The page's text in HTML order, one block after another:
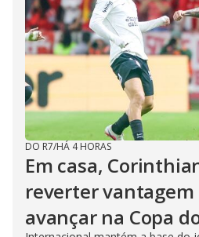
DO R7/HÁ 4 HORAS
Em casa,
reverter
avançar na Copa